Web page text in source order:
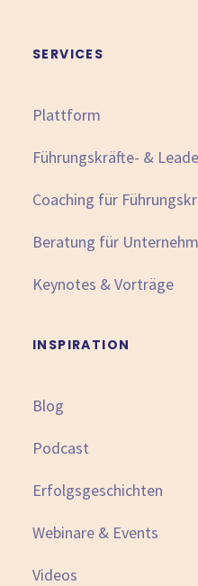
SERVICES
Plattform
Führungskräfte- &
Coaching für
Beratung für
Keynotes & Vorträge
INSPIRATION
Blog
Podcast
Erfolgsgeschichten
Webinare & Events
Videos